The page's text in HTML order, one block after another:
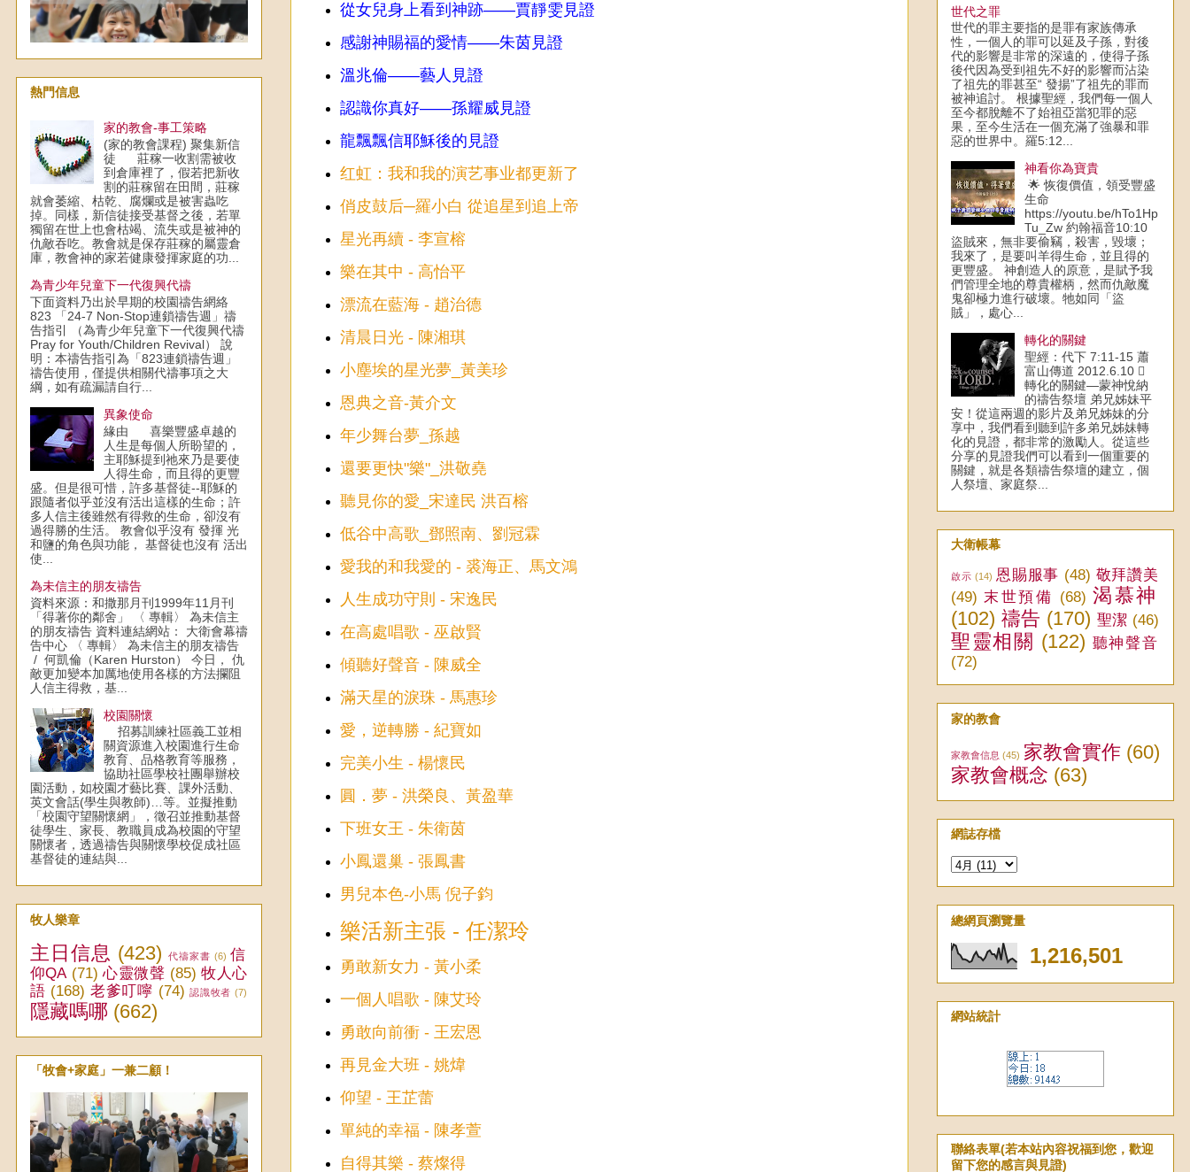
從女兒身上看到神跡——賈靜雯見證
感謝神賜福的愛情——朱茵見證
溫兆倫——藝人見證
認識你真好——孫耀威見證
龍飄飄信耶穌後的見證
红虹：我和我的演艺事业都更新了
俏皮鼓后─羅小白 從追星到追上帝
星光再續 - 李宣榕
樂在其中 - 高怡平
漂流在藍海 - 趙治德
清晨日光 - 陳湘琪
小塵埃的星光夢_黃美珍
恩典之音-黃介文
年少舞台夢_孫越
還要更快"樂"_洪敬堯
聽見你的愛_宋達民 洪百榕
低谷中高歌_鄧照南、劉冠霖
愛我的和我愛的 - 裘海正、馬文鴻
人生成功守則 - 宋逸民
在高處唱歌 - 巫啟賢
傾聽好聲音 - 陳威全
滿天星的淚珠 - 馬惠珍
愛，逆轉勝 - 紀寶如
完美小生 - 楊懷民
圓．夢 - 洪榮良、黃盈華
下班女王 - 朱衛茵
小鳳還巢 - 張鳳書
男兒本色-小馬 倪子鈞
樂活新主張 - 任潔玲
勇敢新女力 - 黃小柔
一個人唱歌 - 陳艾玲
勇敢向前衝 - 王宏恩
再見金大班 - 姚煒
仰望 - 王芷蕾
單純的幸福 - 陳孝萱
自得其樂 - 蔡燦得
熱門信息
家的教會-事工策略
(家的教會課程) 聚集新信
徒 莊稼一收割需被收
到倉庫裡了，假若把新收
割的莊稼留在田間，莊稼
就會萎縮、枯乾、腐爛或是被害蟲吃
掉。同樣，新信徒接受基督之後，若單
獨留在世上也會枯竭、流失或是被神的
仇敵吞吃。教會就是保存莊稼的屬靈倉
庫，教會神的家若健康發揮家庭的功...
為青少年兒童下一代復興代禱
下面資料乃出於早期的校園禱告網絡
823 「24-7 Non-Stop連鎖禱告週」禱
告指引 （為青少年兒童下一代復興代禱
Pray for Youth/Children Revival） 說
明：本禱告指引為「823連鎖禱告週」
禱告使用，僅提供相關代禱事項之大
綱，如有疏漏請自行...
異象使命
緣由 喜樂豐盛卓越的
人生是每個人所盼望的，
主耶穌提到祂來乃是要使
人得生命，而且得的更豐
盛。但是很可惜，許多基督徒--耶穌的
跟隨者似乎並沒有活出這樣的生命；許
多人信主後雖然有得救的生命，卻沒有
過得勝的生活。 教會似乎沒有 發揮 光
和鹽的角色與功能， 基督徒也沒有 活出
使...
為未信主的朋友禱告
資料來源：和撒那月刊1999年11月刊
「得著你的鄰舍」 〈 專輯〉 為未信主
的朋友禱告 資料連結網站： 大衛會幕禱
告中心 〈 專輯〉 為未信主的朋友禱告
/ 何凱倫（Karen Hurston） 今日， 仇
敵更加變本加厲地使用各樣的方法攔阻
人信主得救，基...
校園關懷
招募訓練社區義工並相
關資源進入校園進行生命
教育、品格教育等服務，
協助社區學校社團舉辦校
園活動，如校園才藝比賽、課外活動、
英文會話(學生與教師)…等。並擬推動
「校園守望關懷網」，徵召並推動基督
徒學生、家長、教職員成為校園的守望
關懷者，透過禱告與關懷學校促成社區
基督徒的連結與...
牧人樂章
主日信息 (423) 代禱家書 (6) 信
仰QA (71) 心靈微聲 (85) 牧人心
語 (168) 老爹叮嚀 (74) 認識牧者 (7)
隱藏嗎哪 (662)
「牧會+家庭」一兼二顧！
世代之罪
世代的罪主要指的是罪有家族傳承
性，一個人的罪可以延及子孫，對後
代的影響是非常的深遠的，使得子孫
後代因為受到祖先不好的影響而沾染
了祖先的罪甚至“ 發揚”了祖先的罪而
被神追討。 根據聖經，我們每一個人
至今都脫離不了始祖亞當犯罪的惡
果，至今生活在一個充滿了強暴和罪
惡的世界中。羅5:12...
神看你為寶貴
🌟 恢復價值，領受豐盛
生命
https://youtu.be/hTo1Hp
Tu_Zw 約翰福音10:10
盜賊來，無非要偷竊，殺害，毀壞；
我來了，是要叫羊得生命，並且得的
更豐盛。 神創造人的原意，是賦予我
們管理全地的尊貴權柄，然而仇敵魔
鬼卻極力進行破壞。牠如同「盜
賊」，處心...
轉化的關鍵
聖經：代下 7:11-15 蕭
富山傳道 2012.6.10 
轉化的關鍵—蒙神悅納
的禱告祭壇 弟兄姊妹平
安！從這兩週的影片及弟兄姊妹的分
享中，我們看到聽到許多弟兄姊妹轉
化的見證，都非常的激勵人。從這些
分享的見證我們可以看到一個重要的
關鍵，就是各類禱告祭壇的建立，個
人祭壇、家庭祭...
大衛帳幕
啟示 (14) 恩賜服事 (48) 敬拜讚美
(49) 末世預備 (68) 渴慕神
(102) 禱告 (170) 聖潔 (46)
聖靈相關 (122) 聽神聲音
(72)
家的教會
家教會信息 (45) 家教會實作 (60)
家教會概念 (63)
網誌存檔
總網頁瀏覽量
1,216,501
網站統計
聯絡表單(若本站內容祝福到您，歡迎
留下您的感言與見證)